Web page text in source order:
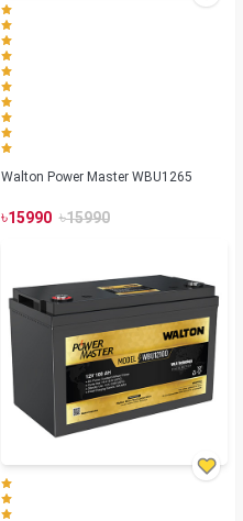
Walton Power Master WBU1265
৳15990 ৳15990